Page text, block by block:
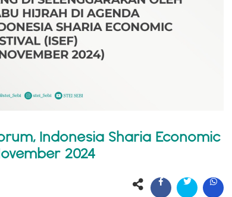
Indonesia Sharia Economic
2024